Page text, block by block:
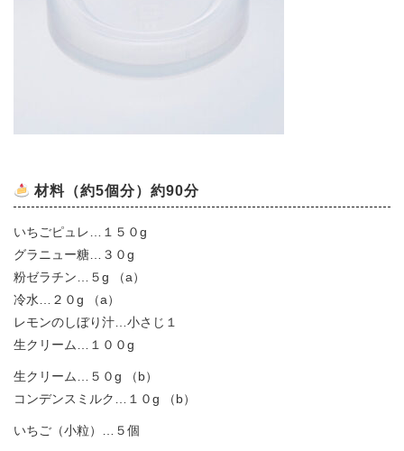
材料（約5個分）約90分
いちごピュレ…１５０g
グラニュー糖…３０g
粉ゼラチン…５g （a）
冷水…２０g （a）
レモンのしぼり汁…小さじ１
生クリーム…１００g
生クリーム…５０g （b）
コンデンスミルク…１０g （b）
いちご（小粒）…５個